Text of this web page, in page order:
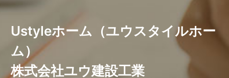
Ustyleホーム（ユウスタイルホー
ム）
株式会社ユウ建設工業